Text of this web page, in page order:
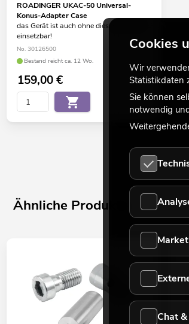
ROADINGER UKAC-50 Universal-
Konus-Adapter Case
das Gerät ist auch ohne dieses Zubehör
einsetzbar!
No. 30126500
Bestand reicht ca. 12 Wo.
159,00€
Ähnliche Produkte
Cookies
Wir
Statistikdaten
Sie können
notwendig
Chat